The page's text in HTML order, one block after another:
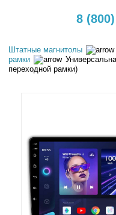
8
Штатные магнитолы
рамки
переходной рамки)